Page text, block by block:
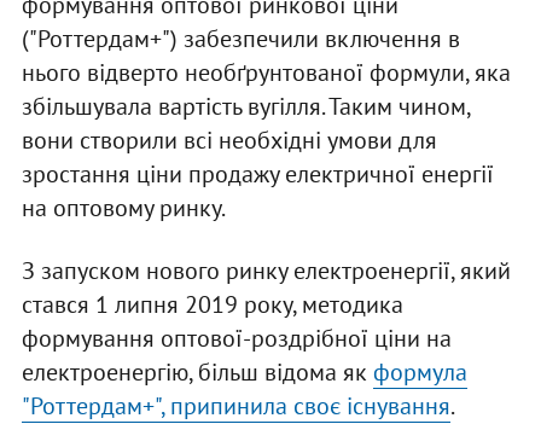
("Роттердам+") забезпечили включення в
нього відверто необґрунтованої формули, яка
збільшувала вартість вугілля. Таким чином,
вони створили всі необхідні умови для
зростання ціни продажу електричної енергії
на оптовому ринку.
З запуском нового ринку електроенергії, який
стався 1 липня 2019 року, методика
формування оптової-роздрібної ціни на
електроенергію, більш відома як формула
"Роттердам+", припинила своє існування.